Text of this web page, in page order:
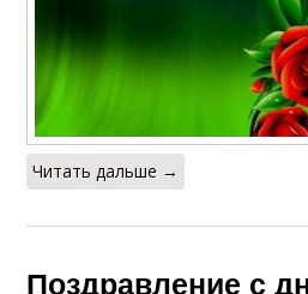
Читать дальше →
Поздравление с